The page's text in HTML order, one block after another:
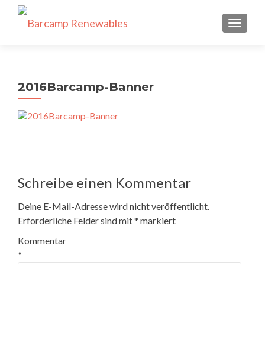
2016Barcamp-Banner
Schreibe einen Kommentar
Deine E-Mail-Adresse wird nicht veröffentlicht.
Erforderliche Felder sind mit* markiert
Kommentar
*